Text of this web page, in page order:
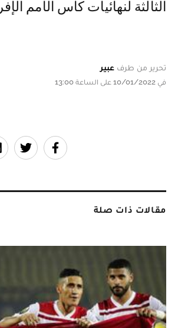
الثالثة لنهائيات كأس الأمم
تحرير من طرف عبير
في 10/01/2022 على الساعة 13:00
مقالات ذات صلة